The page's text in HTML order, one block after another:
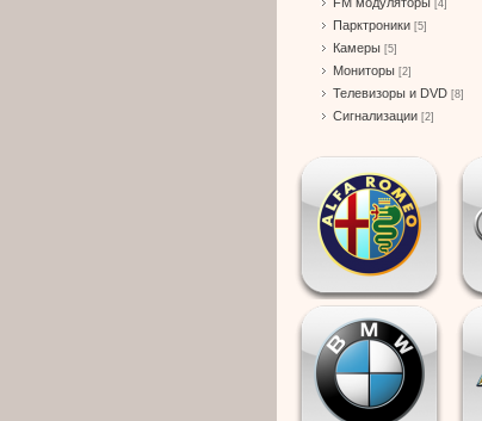
[4]
Парктроники [5]
Камеры [5]
Мониторы [2]
Телевизоры и DVD [8]
Сигнализации [2]